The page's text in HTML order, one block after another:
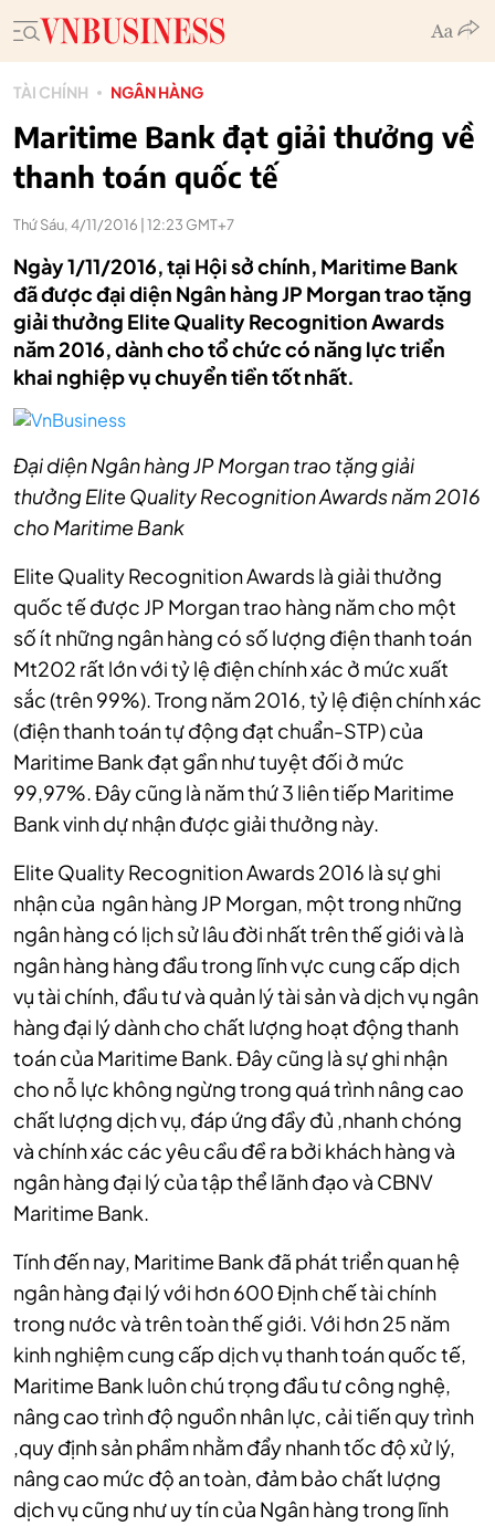
TÀI CHÍNH NGÂN HÀNG
Maritime Bank đạt giải thưởng về
thanh toán quốc tế
Thứ Sáu, 4/11/2016 | 12:23 GMT+7
Ngày 1/11/2016, tại Hội sở chính, Maritime Bank
đã được đại diện Ngân hàng JP Morgan trao tặng
giải thưởng Elite Quality Recognition Awards
năm 2016, dành cho tổ chức có năng lực triển
khai nghiệp vụ chuyển tiền tốt nhất.
Đại diện Ngân hàng JP Morgan trao tặng giải
thưởng Elite Quality Recognition Awards năm 2016
cho Maritime Bank
Elite Quality Recognition Awards là giải thưởng
quốc tế được JP Morgan trao hàng năm cho một
số ít những ngân hàng có số lượng điện thanh toán
Mt202 rất lớn với tỷ lệ điện chính xác ở mức xuất
sắc (trên 99%). Trong năm 2016, tỷ lệ điện chính xác
(điện thanh toán tự động đạt chuẩn-STP) của
Maritime Bank đạt gần như tuyệt đối ở mức
99,97%. Đây cũng là năm thứ 3 liên tiếp Maritime
Bank vinh dự nhận được giải thưởng này.
Elite Quality Recognition Awards 2016 là sự ghi
nhận của ngân hàng JP Morgan, một trong những
ngân hàng có lịch sử lâu đời nhất trên thế giới và là
ngân hàng hàng đầu trong lĩnh vực cung cấp dịch
vụ tài chính, đầu tư và quản lý tài sản và dịch vụ ngân
hàng đại lý dành cho chất lượng hoạt động thanh
toán của Maritime Bank. Đây cũng là sự ghi nhận
cho nỗ lực không ngừng trong quá trình nâng cao
chất lượng dịch vụ, đáp ứng đầy đủ ,nhanh chóng
và chính xác các yêu cầu đề ra bởi khách hàng và
ngân hàng đại lý của tập thể lãnh đạo và CBNV
Maritime Bank.
Tính đến nay, Maritime Bank đã phát triển quan hệ
ngân hàng đại lý với hơn 600 Định chế tài chính
trong nước và trên toàn thế giới. Với hơn 25 năm
kinh nghiệm cung cấp dịch vụ thanh toán quốc tế,
Maritime Bank luôn chú trọng đầu tư công nghệ,
nâng cao trình độ nguồn nhân lực, cải tiến quy trình
,quy định sản phầm nhằm đẩy nhanh tốc độ xử lý,
nâng cao mức độ an toàn, đảm bảo chất lượng
dịch vụ cũng như uy tín của Ngân hàng trong lĩnh